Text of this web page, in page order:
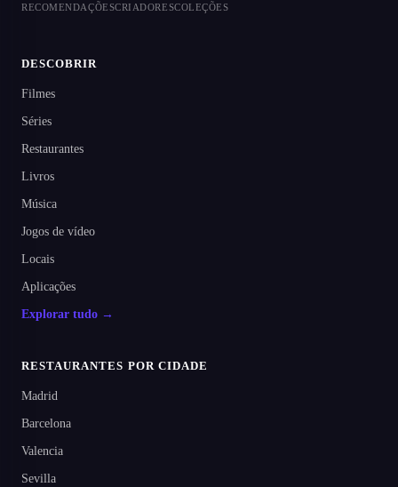
RECOMENDAÇÕESCRIADORESCOLEÇÕES
DESCOBRIR
Filmes
Séries
Restaurantes
Livros
Música
Jogos de vídeo
Locais
Aplicações
Explorar tudo →
RESTAURANTES POR CIDADE
Madrid
Barcelona
Valencia
Sevilla